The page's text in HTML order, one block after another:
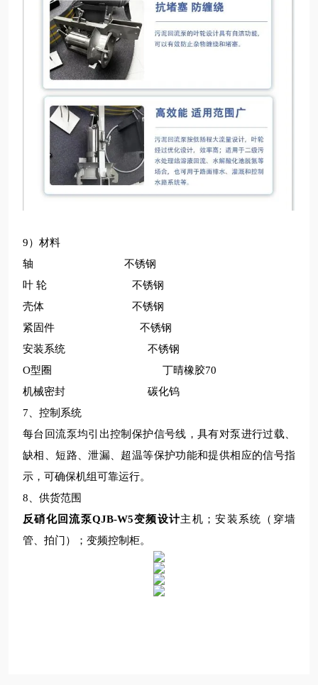
9）材料
轴
不锈钢
叶 轮
不锈钢
壳体
不锈钢
紧固件
不锈钢
安装系统
不锈钢
O型圈 丁晴橡胶70
机械密封
碳化钨
7、控制系统
每台回流泵均引出控制保护信号线，具有对泵进行过载、
缺相、短路、泄漏、超温等保护功能和提供相应的信号指
示，可确保机组可靠运行。
8、供货范围
反硝化回流泵QJB-W5变频设计主机；安装系统（穿墙
管、拍门）；变频控制柜。